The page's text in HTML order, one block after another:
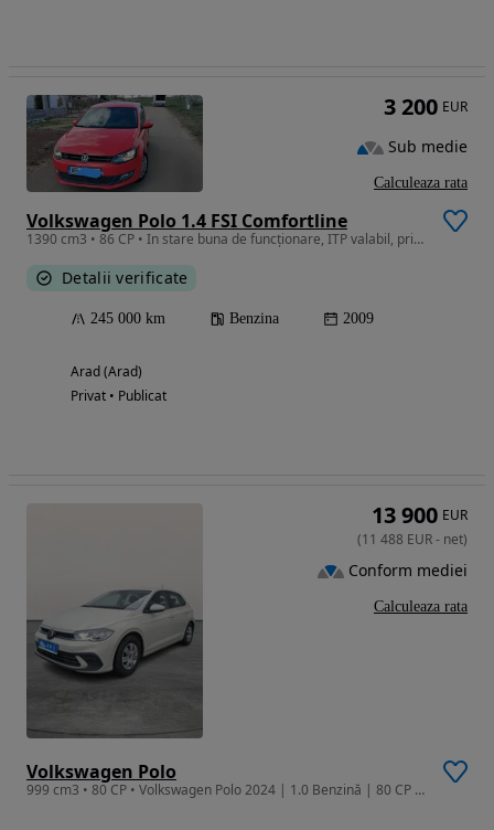
Volkswagen Polo 1.4 FSI Comfortline
1390 cm3 • 86 CP • In stare buna de funcționare, ITP valabil, primul proprietar in Ro
Detalii verificate
245 000 km Benzina 2009
Arad (Arad)
Privat • Publicat
3 200 EUR
Sub medie
Calculeaza rata
Volkswagen Polo
999 cm3 • 80 CP • Volkswagen Polo 2024 | 1.0 Benzină | 80 CP | Cutie manuală
13 900 EUR
(11 488 EUR- net)
Conform mediei
Calculeaza rata